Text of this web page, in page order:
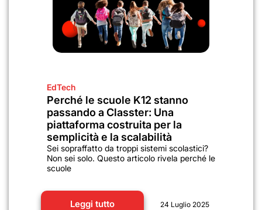
EdTech
Perché le scuole K12 stanno
passando a Classter: Una
piattaforma costruita per la
semplicità e la scalabilità
Sei sopraffatto da troppi sistemi scolastici?
Non sei solo. Questo articolo rivela perché le
scuole
Leggi tutto 24 Luglio 2025